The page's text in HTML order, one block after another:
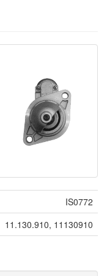
IS0772
11.130.910, 11130910